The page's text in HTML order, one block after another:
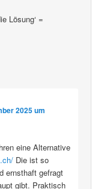
Lösung‘ =
2025 um
eine Alternative
Die ist so
ernsthaft gefragt
gibt. Praktisch